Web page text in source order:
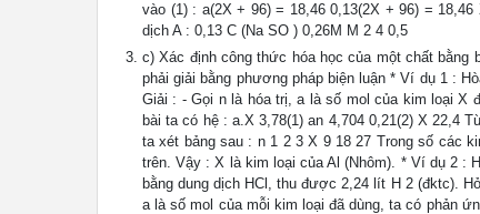
vào (1) : a(2X + 96) = 18,46 0,13(2X + 96) =
dịch A : 0,13 C (Na SO ) 0,26M M 2 4 0,5
c) Xác định công thức hóa học của một chất
phải giải bằng phương pháp biện luận * Ví dụ 1 :
Giải : - Gọi n là hóa trị, a là số mol của kim loại X
bài ta có hệ : a.X 3,78(1) an 4,704 0,21(2) X 22,4
ta xét bảng sau : n 1 2 3 X 9 18 27 Trong số các
trên. Vậy : X là kim loại của Al (Nhôm). * Ví dụ 2 :
bằng dung dịch HCl, thu được 2,24 lít H 2 (đktc).
a là số mol của mỗi kim loại đã dùng, ta có phản